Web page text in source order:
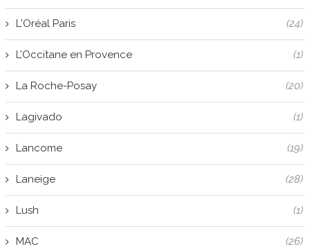
L'Oréal Paris (24)
L’Occitane en Provence (1)
La Roche-Posay (20)
Lagivado (1)
Lancome (19)
Laneige (28)
Lush (1)
MAC (26)